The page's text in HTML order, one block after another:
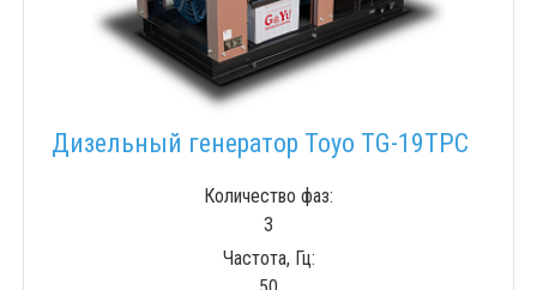
Дизельный генератор Toyo TG-19TPC
Количество фаз:
3
Частота, Гц: